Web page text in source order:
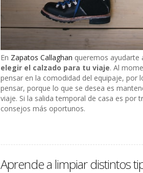
En Zapatos Callaghan queremos ayudarte
elegir el calzado para tu viaje. Al
pensar en la comodidad del equipaje, por
pensar, porque lo que se desea es
viaje. Si la salida temporal de casa es por
consejos más oportunos.
Aprende a limpiar distintos